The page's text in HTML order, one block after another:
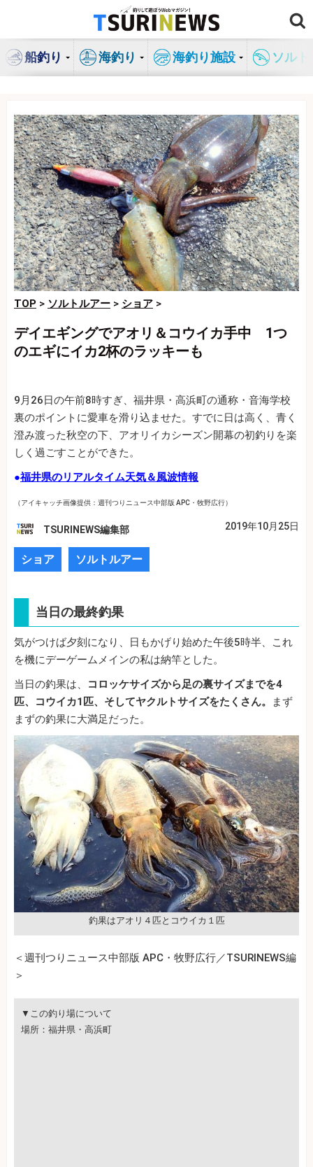
ン
船釣り 海釣り 海釣り施設 ソル
TOP > ソルトルアー > ショア >
デイエギングでアオリ＆コウイカ手中 1つ
のエギにイカ2杯のラッキーも
9月26日の午前8時すぎ、福井県・高浜町の通称・音海学校
裏のポイントに愛車を滑り込ませた。すでに日は高く、青く
澄み渡った秋空の下、アオリイカシーズン開幕の初釣りを楽
しく過ごすことができた。
●福井県のリアルタイム天気＆風波情報
（アイキャッチ画像提供：週刊つりニュース中部版 APC・牧野広行）
TSURINEWS編集部 2019年10月25日
ショア ソルトルアー
当日の最終釣果
気がつけば夕刻になり、日もかげり始めた午後5時半、これ
を機にデーゲームメインの私は納竿とした。
当日の釣果は、
コロッケサイズから足の裏サイズまでを4
匹、コウイカ1匹、そしてヤクルトサイズをたくさん。
まず
まずの釣果に大満足だった。
釣果はアオリ４匹とコウイカ１匹
＜週刊つりニュース中部版 APC・牧野広行／TSURINEWS編
＞
▼この釣り場について
場所：福井県・高浜町